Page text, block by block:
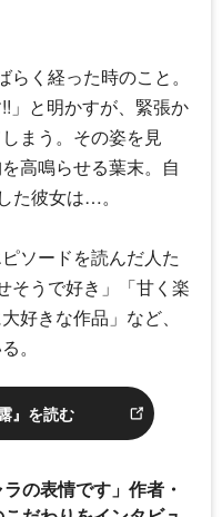
く経った時のこと。
」と明かすが、緊張か
まう。その姿を見
高鳴らせる葉末。自
た彼女は…。
ソードを読んだ人た
そうで好き」「甘く楽
好きな作品」など、
。
』を読む
の表情です」作者・